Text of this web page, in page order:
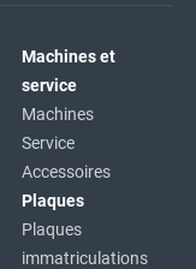
Machines et
service
Machines
Service
Accessoires
Plaques
Plaques
immatriculations